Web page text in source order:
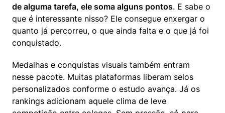
de alguma tarefa, ele soma alguns pontos. E sabe o
que é interessante nisso? Ele consegue enxergar o
quanto já percorreu, o que ainda falta e o que já foi
conquistado.
Medalhas e conquistas visuais também entram
nesse pacote. Muitas plataformas liberam selos
personalizados conforme o estudo avança. Já os
rankings adicionam aquele clima de leve